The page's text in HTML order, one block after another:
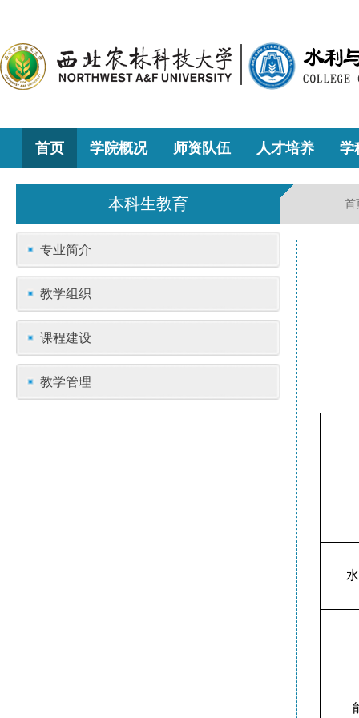
首页 学院概况 师资队伍 人才培养 学
本科生教育 首
专业简介
教学组织
课程建设
教学管理